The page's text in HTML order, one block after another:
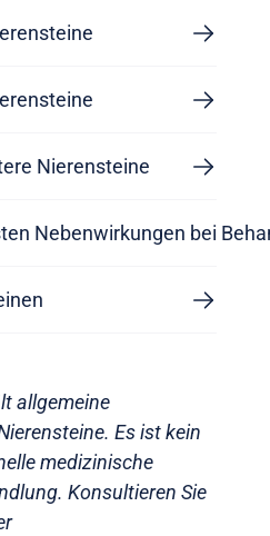
Nierensteine
Nebenwirkungen bei
allgemeine
Es ist kein
medizinische
Konsultieren Sie